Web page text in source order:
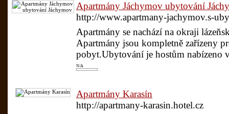
Apartmány Jáchymov ubytování
http://www.apartmany-jachymov.s-
Apartmány se nachází na okraji
Apartmány jsou kompletně zařízeny
pobyt.Ubytování je hostům nabízeno
N/A
Apartmány Karasín
http://apartmany-karasin.hotel.cz